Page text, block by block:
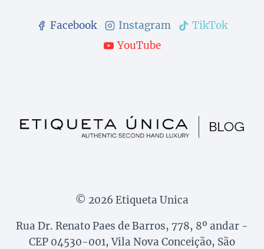
Facebook Instagram
TikTok
YouTube
© 2026 Etiqueta Unica
Rua Dr. Renato Paes de Barros, 778, 8º andar -
CEP 04530-001, Vila Nova Conceição, São